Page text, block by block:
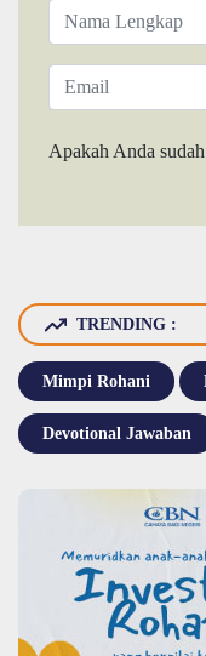
Apakah Anda
TRENDING :
Mimpi Rohani
Devotional Jawaban